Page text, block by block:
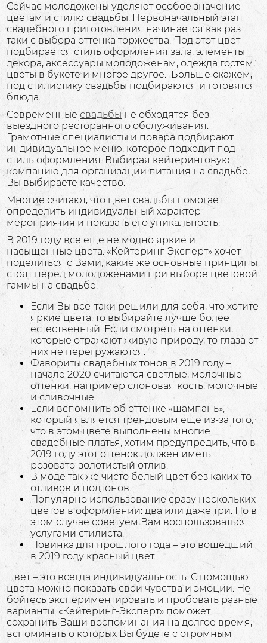
Сейчас молодожены уделяют особое значение
цветам и стилю свадьбы. Первоначальный этап
свадебного приготовления начинается как раз
таки с выбора оттенка торжества. Под этот цвет
подбирается стиль оформления зала, элементы
декора, аксессуары молодоженам, одежда гостям,
цветы в букете и многое другое. Больше скажем,
под стилистику свадьбы подбираются и готовятся
блюда.
Современныесвадьбы не обходятся без
выездного ресторанного обслуживания.
Грамотные специалисты и повара подбирают
индивидуальное меню, которое подходит под
стиль оформления. Выбирая кейтеринговую
компанию для организации питания на свадьбе,
Вы выбираете качество.
Многие считают, что цвет свадьбы помогает
определить индивидуальный характер
мероприятия и показать его уникальность.
В 2019 году все еще не модно яркие и
насыщенные цвета. «Кейтеринг-Эксперт» хочет
поделиться с Вами, какие же основные принципы
стоят перед молодоженами при выборе цветовой
гаммы на свадьбе:
Если Вы все-таки решили для себя, что хотите
яркие цвета, то выбирайте лучше более
естественный. Если смотреть на оттенки,
которые отражают живую природу, то глаза от
них не перегружаются.
Фавориты свадебных тонов в 2019 году –
начале 2020 считаются светлые, молочные
оттенки, например слоновая кость, молочные
и сливочные.
Если вспомнить об оттенке «шампань»,
который является трендовым еще из-за того,
что в этом цвете выполнены многие
свадебные платья, хотим предупредить, что в
2019 году этот оттенок должен иметь
розовато-золотистый отлив.
В моде так же чисто белый цвет без каких-то
отливов и подтонов.
Популярно использование сразу нескольких
цветов в оформлении: два или даже три. Но в
этом случае советуем Вам воспользоваться
услугами стилиста.
Новинка для прошлого года – это вошедший
в 2019 году красный цвет.
Цвет – это всегда индивидуальность. С помощью
цвета можно показать свои чувства и эмоции. Не
бойтесь экспериментировать и пробовать разные
варианты. «Кейтеринг-Эксперт» поможет
сохранить Ваши воспоминания на долгое время,
вспоминать о которых Вы будете с огромным